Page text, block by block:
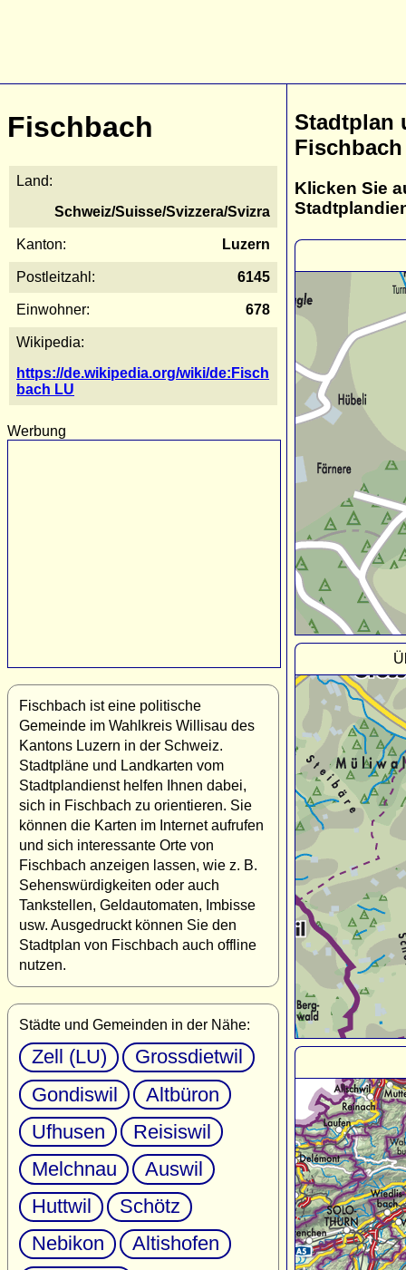
Fischbach
Land:
Schweiz/Suisse/Svizzera/Svizra
Kanton: Luzern
Postleitzahl: 6145
Einwohner: 678
Wikipedia:
https://de.wikipedia.org/wiki/de:Fisch
bach LU
Werbung
Fischbach ist eine politische
Gemeinde im Wahlkreis Willisau des
Kantons Luzern in der Schweiz.
Stadtpläne und Landkarten vom
Stadtplandienst helfen Ihnen dabei,
sich in Fischbach zu orientieren. Sie
können die Karten im Internet aufrufen
und sich interessante Orte von
Fischbach anzeigen lassen, wie z. B.
Sehenswürdigkeiten oder auch
Tankstellen, Geldautomaten, Imbisse
usw. Ausgedruckt können Sie den
Stadtplan von Fischbach auch offline
nutzen.
Städte und Gemeinden in der Nähe:
Zell (LU)
Grossdietwil
Gondiswil
Altbüron
Ufhusen
Reisiswil
Melchnau
Auswil
Huttwil
Schötz
Nebikon
Altishofen
Stadtplan
Fischbach
Klicken Sie